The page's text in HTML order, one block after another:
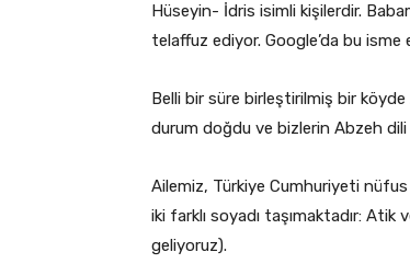
Hüseyin- İdris isimli kişilerdir.
telaffuz ediyor. Google’da bu isme
Belli bir süre birleştirilmiş bir
durum doğdu ve bizlerin Abzeh
Ailemiz, Türkiye Cumhuriyeti
iki farklı soyadı taşımaktadır: Atik
geliyoruz).